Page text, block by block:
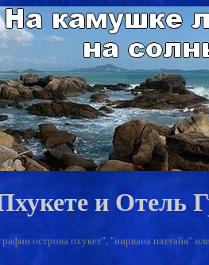
и
острова пхукет", "нирвана паттайя"